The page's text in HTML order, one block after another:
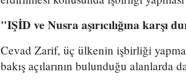
"IŞİD ve Nusra aşırıcılığına karşı
Cevad Zarif, üç ülkenin işbirliği
bakış açılarının bulunduğu